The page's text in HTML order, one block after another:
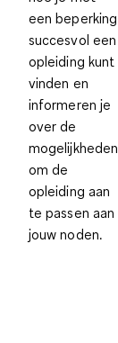
een beperking
succesvol een
opleiding kunt
vinden en
informeren je
over de
mogelijkheden
om de
opleiding aan
te passen aan
jouw noden.